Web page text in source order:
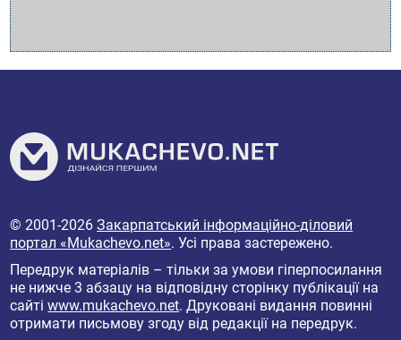
© 2001-2026Закарпатський інформаційно-діловий
портал «Mukachevo.net». Усі права застережено.
Передрук матеріалів – тільки за умови гіперпосилання
не нижче 3 абзацу на відповідну сторінку публікації на
сайтіwww.mukachevo.net. Друковані видання повинні
отримати письмову згоду від редакції на передрук.